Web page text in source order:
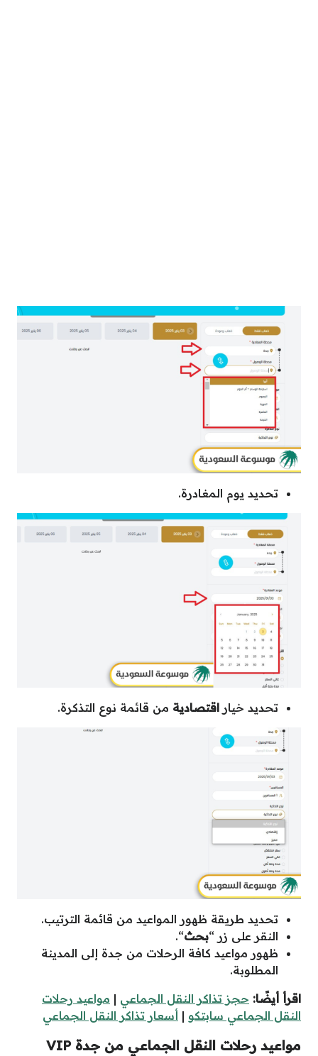
تحديد يوم المغادرة.
تحديد خيار اقتصادية من قائمة نوع التذكرة.
تحديد طريقة ظهور المواعيد من قائمة الترتيب.
النقر على زر “بحث“.
ظهور مواعيد كافة الرحلات من جدة إلى المدينة
المطلوبة.
اقرأ أيضًا: حجز تذاكر النقل الجماعي | مواعيد رحلات
النقل الجماعي سابتكو | أسعار تذاكر النقل الجماعي
مواعيد رحلات النقل الجماعي من جدةVIP